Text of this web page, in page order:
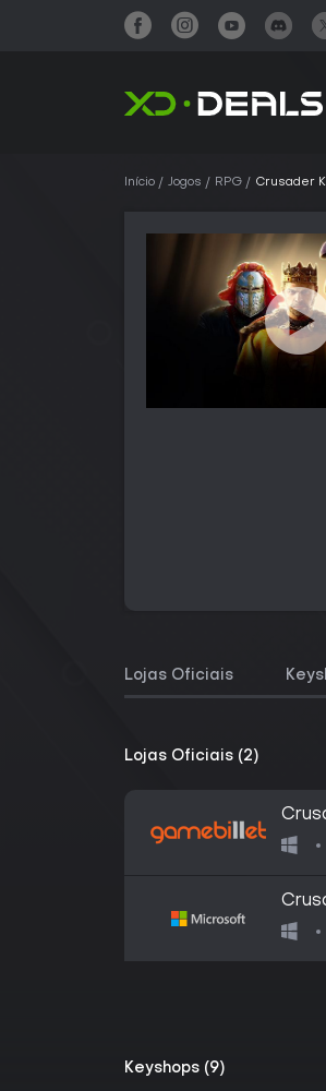
Início Jogos RPG Crusader
Lojas Oficiais
Lojas Oficiais (2)
Keyshops (9)